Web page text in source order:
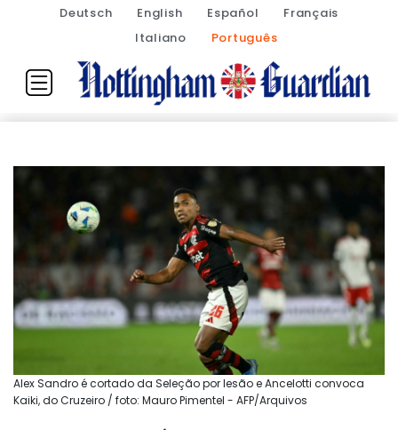
Deutsch English Español
Français
Italiano
Português
Alex Sandro é cortado da Seleção por lesão e Ancelotti convoca
Kaiki, do Cruzeiro / foto: Mauro Pimentel - AFP/Arquivos